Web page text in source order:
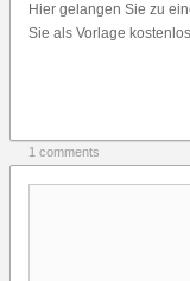
Hier gelangen Sie zu
Sie als Vorlage
1 comments